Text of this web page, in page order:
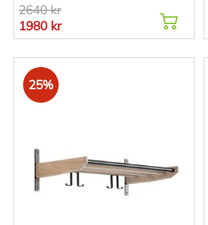
2640 kr
1980 kr
25%